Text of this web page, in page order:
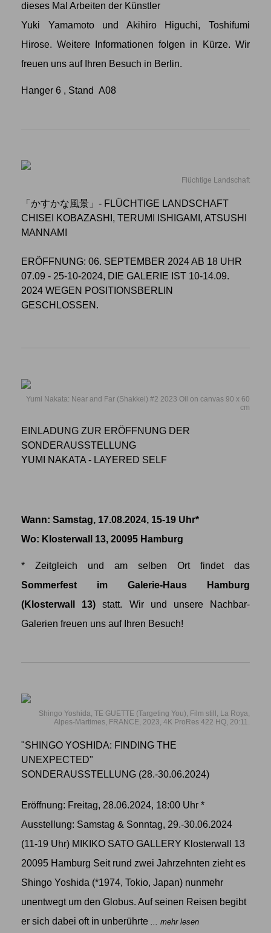
dieses Mal Arbeiten der Künstler
Yuki Yamamotound Akihiro Higuchi,Toshifumi
Hirose. Weitere Informationen folgen in Kürze. Wir
freuen uns auf Ihren Besuch in Berlin.
Hanger 6 , Stand A08
Flüchtige Landschaft
「かすかな風景」- FLÜCHTIGE LANDSCHAFT
CHISEI KOBAZASHI, TERUMI ISHIGAMI, ATSUSHI
MANNAMI
ERÖFFNUNG: 06. SEPTEMBER 2024 AB 18 UHR
07.09 - 25-10-2024, DIE GALERIE IST 10-14.09.
2024 WEGEN POSITIONSBERLIN
GESCHLOSSEN.
Yumi Nakata: Near and Far (Shakkei) #2 2023 Oil on canvas 90 x 60
cm
EINLADUNG ZUR ERÖFFNUNG DER
SONDERAUSSTELLUNG
YUMI NAKATA - LAYERED SELF
Wann: Samstag, 17.08.2024, 15-19 Uhr*
Wo: Klosterwall 13, 20095 Hamburg
* Zeitgleich und am selben Ort findet das
Sommerfest im Galerie-Haus Hamburg
(Klosterwall 13) statt. Wir und unsere Nachbar-
Galerien freuen uns auf Ihren Besuch!
Shingo Yoshida, TE GUETTE (Targeting You), Film still, La Roya,
Alpes-Martimes, FRANCE, 2023, 4K ProRes 422 HQ, 20:11.
"SHINGO YOSHIDA: FINDING THE
UNEXPECTED"
SONDERAUSSTELLUNG (28.-30.06.2024)
Eröffnung: Freitag, 28.06.2024, 18:00 Uhr *
Ausstellung: Samstag & Sonntag, 29.-30.06.2024
(11-19 Uhr) MIKIKO SATO GALLERY Klosterwall 13
20095 Hamburg Seit rund zwei Jahrzehnten zieht es
Shingo Yoshida (*1974, Tokio, Japan) nunmehr
unentwegt um den Globus. Auf seinen Reisen begibt
er sich dabei oft in unberührte ... mehr lesen